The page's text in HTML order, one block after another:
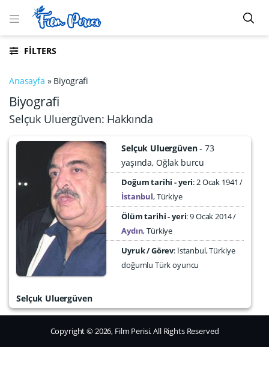
FILTERS
Anasayfa » Biyografi
Biyografi
Selçuk Uluergüven: Hakkında
Selçuk Uluergüven 73
yaşında Oğlak burcu
Doğum tarihi - yeri 2 Ocak 1941
İstanbul,Türkiye
Ölüm tarihi - yeri:9 Ocak 2014
Aydın,Türkiye
Uyruk / Görev: İstanbul, Türkiye
doğumlu Türk oyuncu
Selçuk Uluergüven
Copyright © 2026, Film Perisi. All Rights Reserved